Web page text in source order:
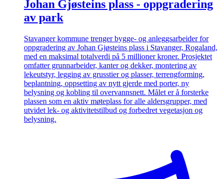
Johan Gjøsteins plass - oppgradering
av park
Stavanger kommune trenger bygge- og anleggsarbeider for
oppgradering av Johan Gjøsteins plass i Stavanger, Rogaland,
med en maksimal totalverdi på 5 millioner kroner. Prosjektet
omfatter grunnarbeider, kanter og dekker, montering av
lekeutstyr, legging av grusstier og plasser, terrengforming,
beplantning, oppsetting av nytt gjerde med porter, ny
belysning og kobling til overvannsnett. Målet er å forsterke
plassen som en aktiv møteplass for alle aldersgrupper, med
utvidet lek- og aktivitetstilbud og forbedret vegetasjon og
belysning.